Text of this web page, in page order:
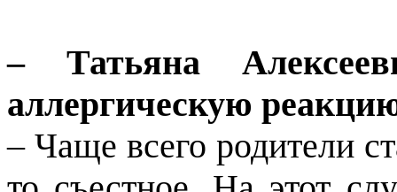
– Татьяна
аллергическую
– Чаще всего родители